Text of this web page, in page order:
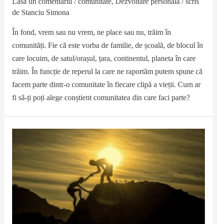
de Stanciu Simona
În fond, vrem sau nu vrem, ne place sau nu, trăim în
comunități. Fie că este vorba de familie, de școală, de blocul în
care locuim, de satul/orașul, țara, continentul, planeta în care
trăim. În funcție de reperul la care ne raportăm putem spune că
facem parte dintr-o comunitate în fiecare clipă a vieții. Cum ar
fi să-ți poți alege conștient comunitatea din care faci parte?